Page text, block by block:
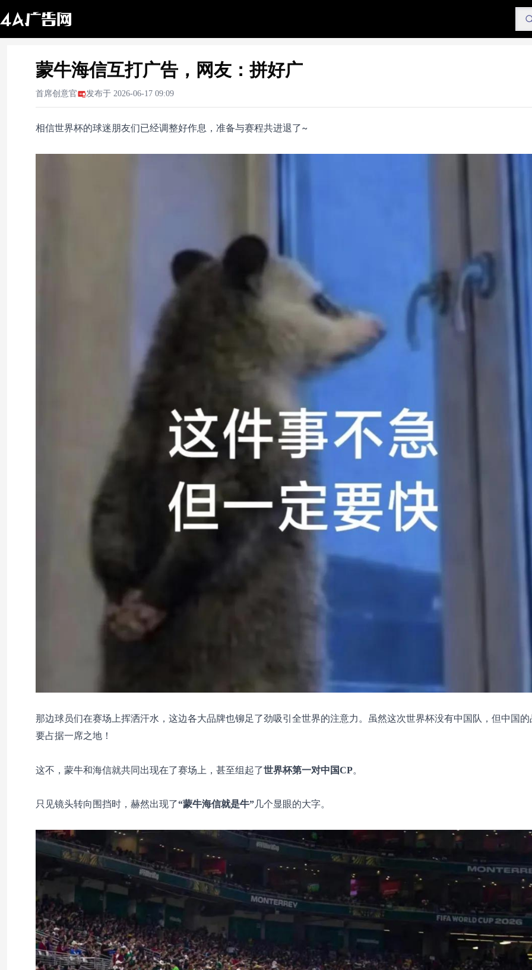
蒙牛海信互打广告，网友：拼好广
首席创意官 发布于 2026-06-17 09:09
相信世界杯的球迷朋友们已经调整好作息，准备与赛程共进退了~
那边球员们在赛场上挥洒汗水，这边各大品牌也铆足了劲吸引全世界的注意力。虽然这次世界杯没有中国队，但中国
要占据一席之地！
这不，蒙牛和海信就共同出现在了赛场上，甚至组起了世界杯第一对中国CP。
只见镜头转向围挡时，赫然出现了“蒙牛海信就是牛”几个显眼的大字。